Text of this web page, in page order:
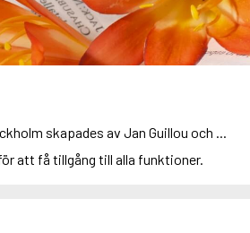
skapades av Jan Guillou och ...
att få tillgång till alla funktioner.